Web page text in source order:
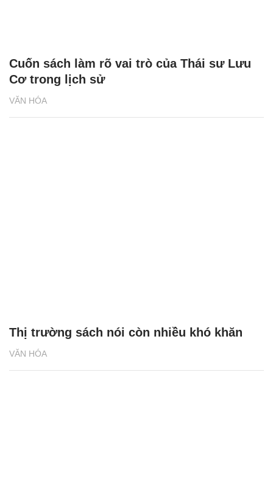
VĂN HÓA
Cuốn sách làm rõ vai trò của Thái sư Lưu
Cơ trong lịch sử
VĂN HÓA
Thị trường sách nói còn nhiều khó khăn